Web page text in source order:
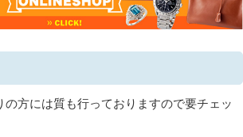
の方には質も行っておりますので要チェッ